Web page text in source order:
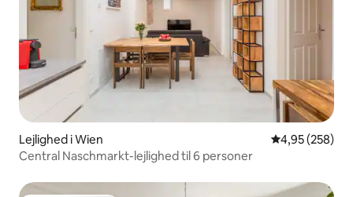
Lejlighed i Wien 4,95 ud af 5 i
4,95 (258)
Central Naschmarkt-lejlighed til 6 personer